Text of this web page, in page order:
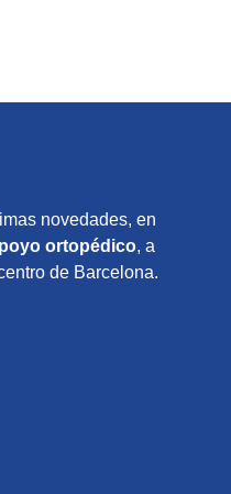
novedades, en
ortopédico, a
de Barcelona.